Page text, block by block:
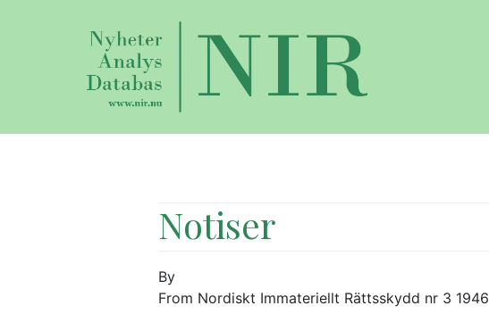
Notiser
By
From Nordiskt Immateriellt Rättsskydd nr 3 1946